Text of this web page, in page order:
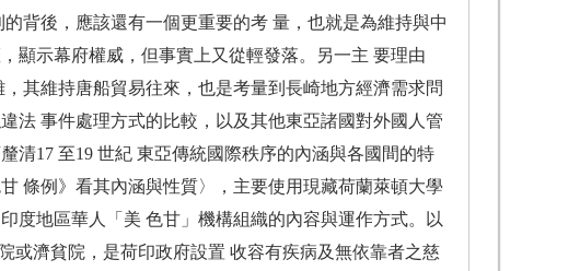
背後，應該還有一個更重要的考 量，也就是為維持與中
顯示幕府權威，但事實上又從輕發落。另一主 要理由
其維持唐船貿易往來，也是考量到長崎地方經濟需求問
法 事件處理方式的比較，以及其他東亞諸國對外國人管
清17 至19 世紀 東亞傳統國際秩序的內涵與各國間的特
條例》看其內涵與性質〉，主要使用現藏荷蘭萊頓大學
度地區華人「美 色甘」機構組織的內容與運作方式。以
或濟貧院，是荷印政府設置 收容有疾病及無依靠者之慈